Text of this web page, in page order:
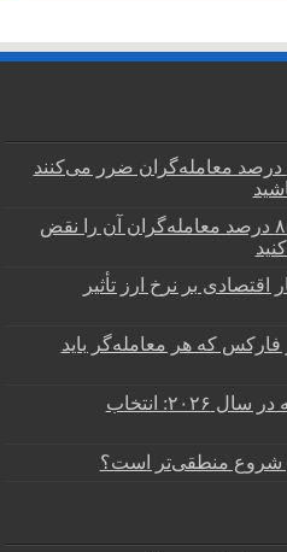
روانشناسی معامله‌گری: چرا ۸۰ درصد معامله‌گران ضرر می‌کنند
قانون ۲ درصد در فارکس: چرا ۸۵ درصد معامله‌گران آن را نقض
بر نرخ ارز تأثیر
فارکس که هر معامله‌گر باید
بهترین جفت‌های ارز برای معامله در سال ۲۰۲۶: انتخاب
شروع منطقی‌تر است؟